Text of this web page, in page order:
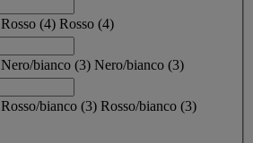
Rosso (4) Rosso (4)
Nero/bianco (3) Nero/bianco (3)
Rosso/bianco (3) Rosso/bianco (3)